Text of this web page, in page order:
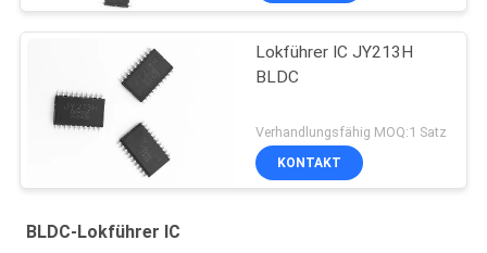
Lokführer IC JY213H
BLDC
Verhandlungsfähig MOQ:1 Satz
KONTAKT
BLDC-Lokführer IC